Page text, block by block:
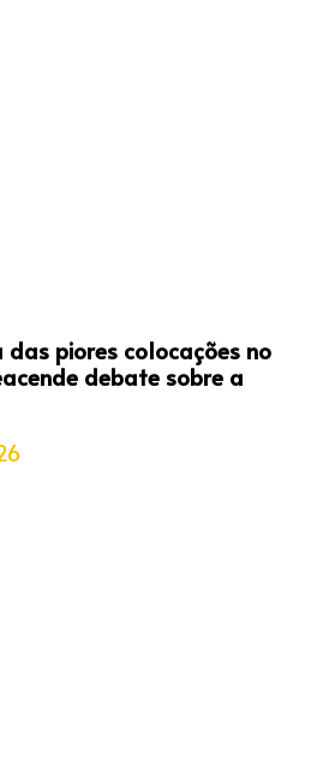
piores colocações no
debate sobre a